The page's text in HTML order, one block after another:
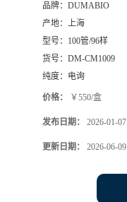
品牌： DUMABIO
产地： 上海
型号： 100管/96样
货号： DM-CM1009
纯度： 电询
价格： ￥550/盒
发布日期： 2026-01-07
更新日期： 2026-06-09